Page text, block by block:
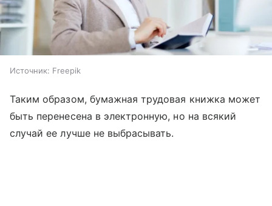
Источник: Freepik
Таким образом, бумажная трудовая книжка может
быть перенесена в электронную, но на всякий
случай ее лучше не выбрасывать.